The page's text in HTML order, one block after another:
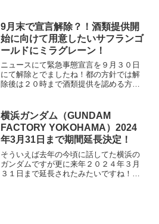
色々と調べてみたので備忘も兼ねて記事
にしてみました。お盆の概要お...
9月末で宣言解除？！酒類提供開
始に向けて用意したいサフランゴ
ールドにミラグレーン！
ニュースにて緊急事態宣言を９月３０日
にて解除とでましたね！都の方針では解
除後は２０時まで酒類提供を認める方針
（笑）私もしばらく使う機会がなかった
ミラグレーンやサフランゴ...
横浜ガンダム（GUNDAM
FACTORY YOKOHAMA）2024
年3月31日まで期間延長決定！
そういえば去年の今頃に話してた横浜の
ガンダムですが更に来年２０２４年３月
３１日まで延長されたみたいですね！理